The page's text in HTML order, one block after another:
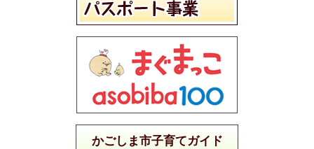
かごしま市子育てガイド